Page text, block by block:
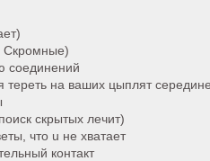
Скромные)
соединений
тереть на ваших цыплят
скрытых лечит)
что u не хватает
контакт